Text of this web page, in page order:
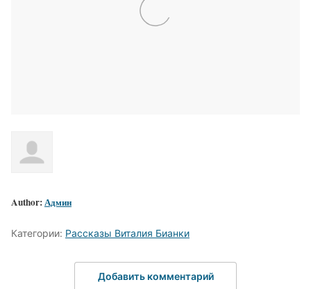
Author:Админ
Категории: Рассказы Виталия Бианки
Добавить комментарий